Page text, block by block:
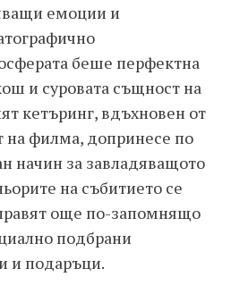
емоции и
беше перфектна
и суровата същност на
кетъринг, вдъхновен от
на филма, допринесе по
начин за завладяващото
на събитието се
още по-запомнящо
подбрани
и подаръци.